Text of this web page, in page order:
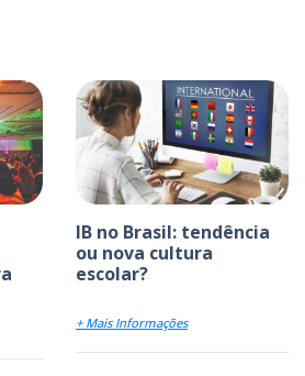
IB no Brasil: tendência
ou nova cultura
escolar?
+ Mais Informações